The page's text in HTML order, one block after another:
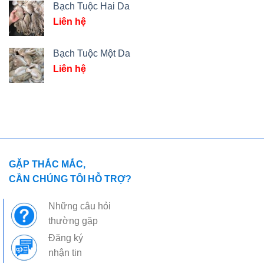
Bạch Tuộc Hai Da
Liên hệ
Bạch Tuộc Một Da
Liên hệ
GẶP THẮC MẮC,
CẦN CHÚNG TÔI HỖ TRỢ?
Những câu hỏi
thường gặp
Đăng ký
nhận tin